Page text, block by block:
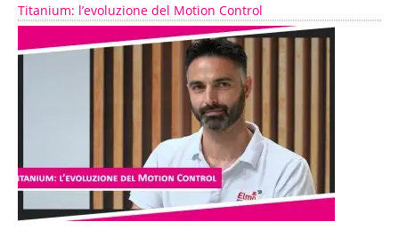
Titanium: l’evoluzione del Motion Control